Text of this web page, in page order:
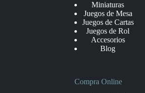
Miniaturas
Juegos de Mesa
Juegos de Cartas
Juegos de Rol
Accesorios
Blog
Compra Online